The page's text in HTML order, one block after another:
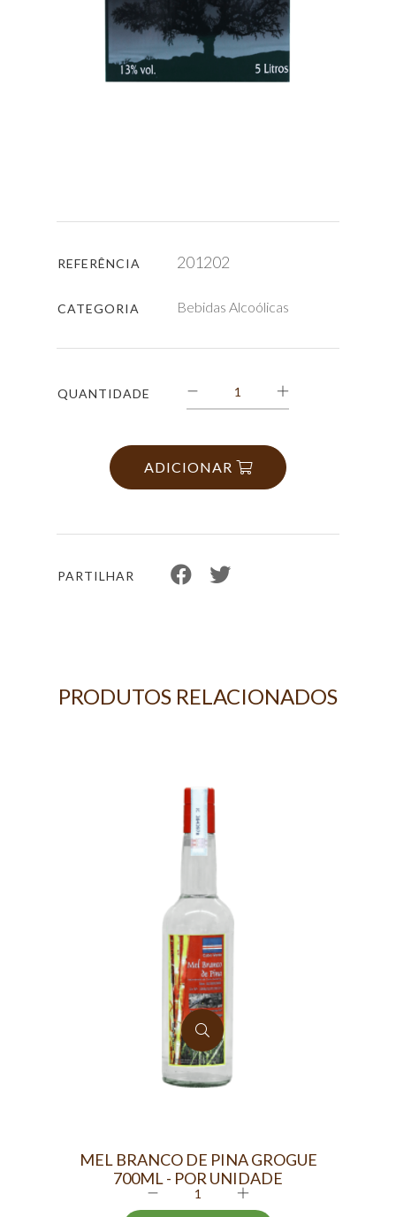
REFERÊNCIA 201202
CATEGORIA Bebidas Alcoólicas
QUANTIDADE
ADICIONAR
PARTILHAR
PRODUTOS RELACIONADOS
MEL BRANCO DE PINA GROGUE
700ML - POR UNIDADE